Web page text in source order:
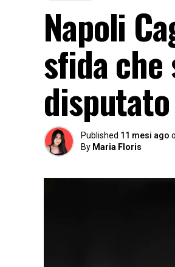
Napoli
sfida
Published 11 mesi ago
By Maria Floris